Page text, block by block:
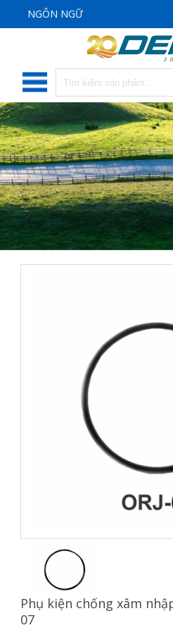
NGÔN NGỮ
Phụ kiện chống xâm
07